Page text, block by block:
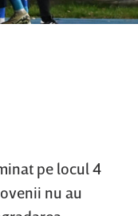
pe locul 4
nu au